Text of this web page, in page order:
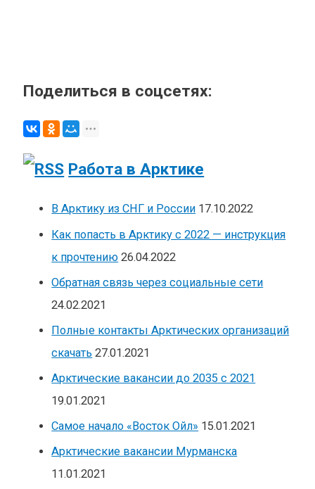
Поделиться в соцсетях:
Работа в Арктике
В Арктику из СНГ и России 17.10.2022
Как попасть в Арктику с 2022 — инструкция
к прочтению 26.04.2022
Обратная связь через социальные сети
24.02.2021
Полные контакты Арктических организаций
скачать 27.01.2021
Арктические вакансии до 2035 с 2021
19.01.2021
Самое начало «Восток Ойл» 15.01.2021
Арктические вакансии Мурманска
11.01.2021